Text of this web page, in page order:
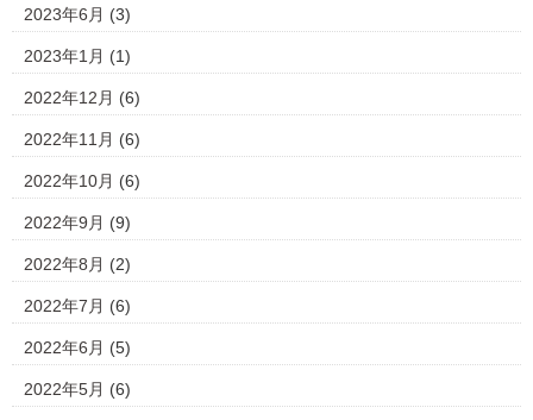
2023年6月 (3)
2023年1月 (1)
2022年12月 (6)
2022年11月 (6)
2022年10月 (6)
2022年9月 (9)
2022年8月 (2)
2022年7月 (6)
2022年6月 (5)
2022年5月 (6)